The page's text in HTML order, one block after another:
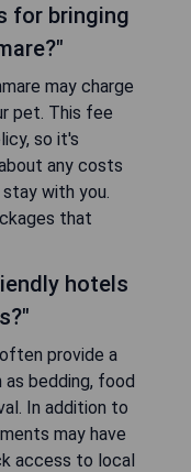
for bringing
may charge
pet. This fee
so it's
any costs
with you.
that
hotels
provide a
bedding, food
In addition to
may have
access to local